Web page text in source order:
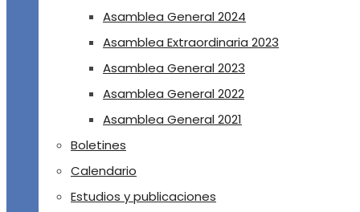
Asamblea General 2024
Asamblea Extraordinaria 2023
Asamblea General 2023
Asamblea General 2022
Asamblea General 2021
Boletines
Calendario
Estudios y publicaciones